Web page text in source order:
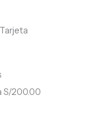
S/200.00